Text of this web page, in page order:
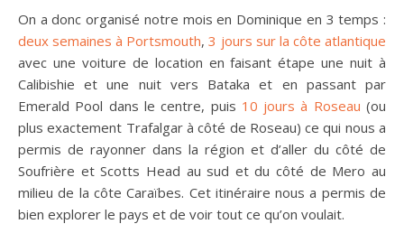
On a donc organisé notre mois en Dominique en 3 temps :
deux semaines à Portsmouth,3 jours sur la côte atlantique
avec une voiture de location en faisant étape une nuit à
Calibishie et une nuit vers Bataka et en passant par
Emerald Pool dans le centre, puis 10 jours à Roseau (ou
plus exactement Trafalgar à côté de Roseau) ce qui nous a
permis de rayonner dans la région et d’aller du côté de
Soufrière et Scotts Head au sud et du côté de Mero au
milieu de la côte Caraïbes. Cet itinéraire nous a permis de
bien explorer le pays et de voir tout ce qu’on voulait.